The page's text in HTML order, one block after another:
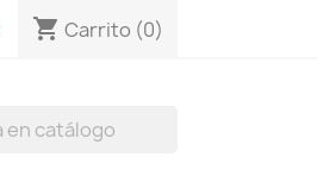
shopping_cart Carrito (0)